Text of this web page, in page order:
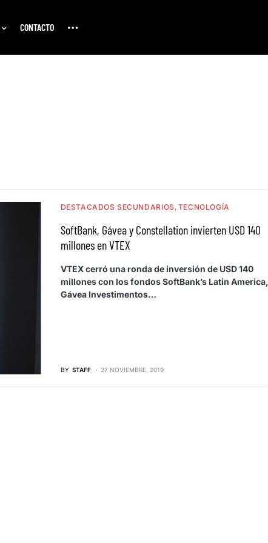
CONTACTO
DESTACADOS SECUNDARIOS TECNOLOGÍA
SoftBank, Gávea y Constellation invierten USD 140
millones en VTEX
VTEX cerró una ronda de inversión de USD 140
millones con los fondos SoftBank’s Latin America,
Gávea Investimentos…
BY STAFF 27 NOVIEMBRE, 2019